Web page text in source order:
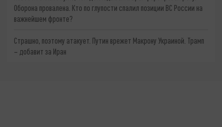
Оборона провалена. Кто по глупости спалил позиции ВС России на
важнейшем фронте?
Страшно, поэтому атакует. Путин врежет Макрону Украиной. Трамп
– добавит за Иран